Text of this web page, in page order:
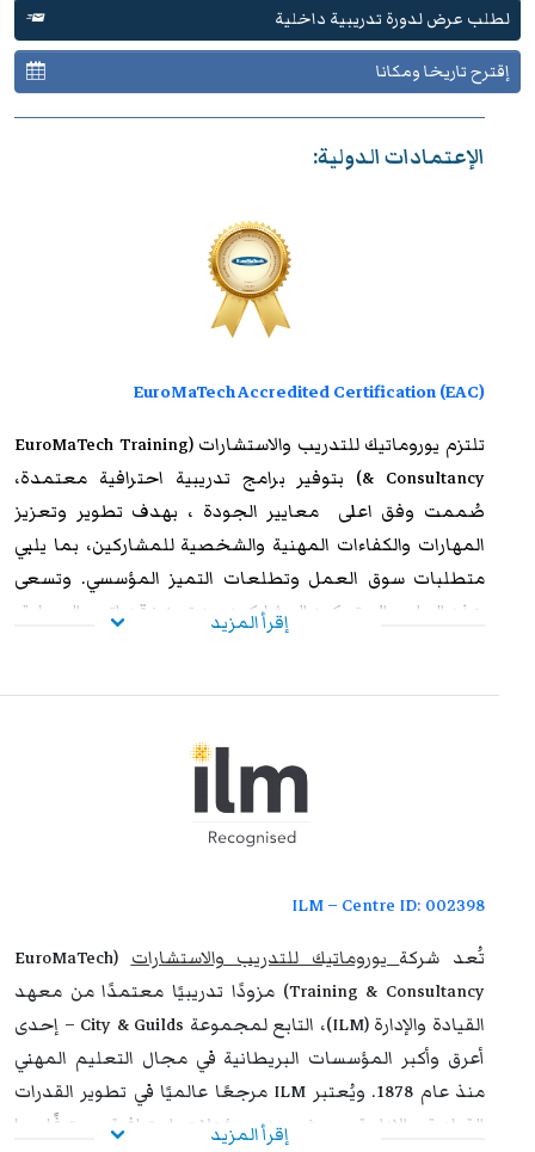
لطلب عرض لدورة تدريبية داخلية
إقترح تاريخا ومكانا
الإعتمادات الدولية:
EuroMaTech Accredited Certification (EAC)
تلتزم يوروماتيك للتدريب
والاستشارات (EuroMaTech Training
& Consultancy) بتوفير برامج تدريبية احترافية معتمدة،
صُممت وفق اعلى معايير الجودة ، بهدف تطوير وتعزيز
المهارات والكفاءات المهنية والشخصية للمشاركين، بما يلبي
متطلبات سوق العمل وتطلعات التميز المؤسسي. وتسعى
هذه البرامج إلى تمكين المشاركين من تعزيز قدراتهم العملية،
بنجاح، يحصل المشاركون على شهادة معتمدة من
تتمتع بالاعتراف والموثوقية إقليميًا ودوليًا، مما يمنحها قيمة
استراتيجية عالية. وتُشكل هذه الشهادة إضافة نوعية لمسار
التطوير المهني، وتفتح للمشاركين آفاقًا واسعة نحو الترقي
إقرأ المزيد
ILM – Centre ID: 002398
تُعد شركة يوروماتيك للتدريب والاستشارات
(EuroMaTech
Training & Consultancy) مزودًا تدريبيًا معتمدًا من معهد
القيادة والإدارة (ILM)، التابع لمجموعة City & Guilds – إحدى
أعرق وأكبر المؤسسات البريطانية في مجال التعليم المهني
منذ عام 1878. ويُعتبر ILM مرجعًا عالميًا في تطوير القدرات
القيادية والإدارية، حيث يمنح مؤهلات احترافية معترفًا بها
إقرأ المزيد